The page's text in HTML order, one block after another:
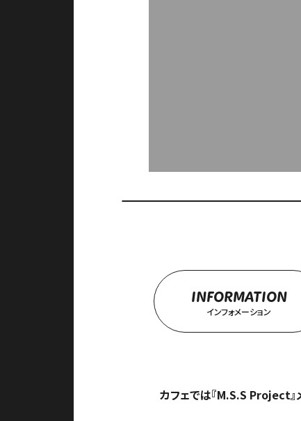
INFORMATION
インフォメーション
カフェでは『M.S.S Project』